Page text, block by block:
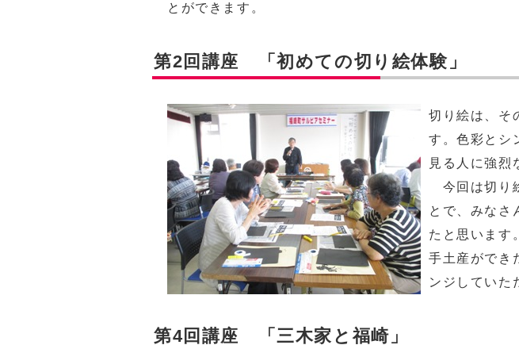
とができます。
第2回講座 「初めての切り絵体験」
切り絵は、そ
す。色彩とシ
見る人に強烈
今回は切り
とで、みなさ
たと思います
手土産ができ
ンジしていた
第4回講座 「三木家と福崎」